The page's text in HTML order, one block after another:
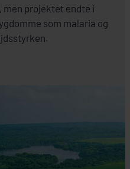
projektet endte i
som malaria og